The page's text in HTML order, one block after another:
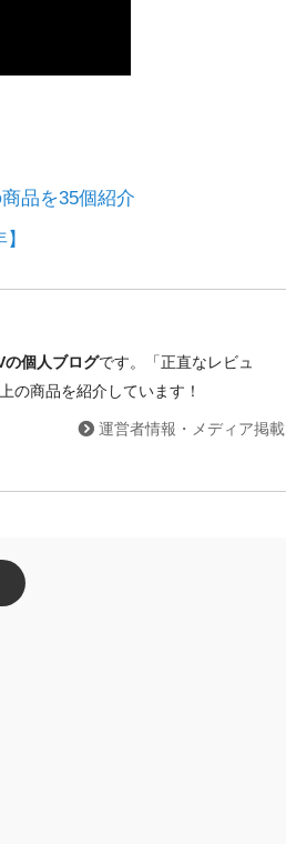
品を35個紹介
の個人ブログです。「正直なレビュ
の商品を紹介しています！
運営者情報・メディア掲載